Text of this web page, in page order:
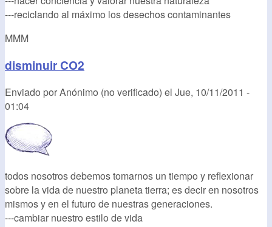
---reciclando al máximo los desechos contaminantes
MMM
disminuir CO2
Enviado porAnónimo (no verificado) el Jue, 10/11/2011 -
01:04
todos nosotros debemos tomarnos un tiempo y reflexionar
sobre la vida de nuestro planeta tierra; es decir en nosotros
mismos y en el futuro de nuestras generaciones.
---cambiar nuestro estilo de vida